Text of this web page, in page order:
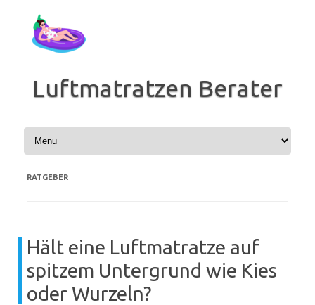
Inhalt
springen
Luftmatratzen Berater
RATGEBER
Hält eine Luftmatratze auf
spitzem Untergrund wie Kies
oder Wurzeln?